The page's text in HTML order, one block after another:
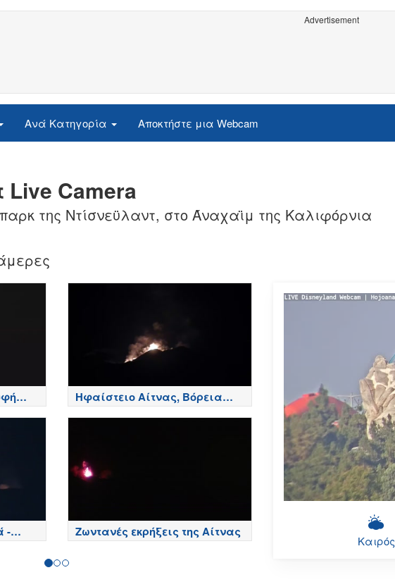
Advertisement
Ανά Κατηγορία Αποκτήστε μια Webcam
Camera
της Ντίσνεϋλαντ, στο Άναχαϊμ της Καλιφόρνια
Ηφαίστειο Αίτνας, Βόρεια
πλευρά - Etna
-
Ζωντανές εκρήξεις της Αίτνας
Καιρός